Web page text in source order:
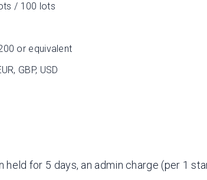
/ 100 lots
or equivalent
GBP, USD
held for 5 days, an admin charge (per 1